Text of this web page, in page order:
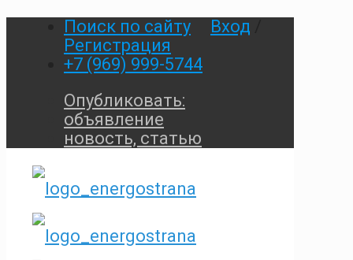
Поиск по сайту Вход
Регистрация
+7 (969) 999-5744
Опубликовать:
объявление
новость, статью